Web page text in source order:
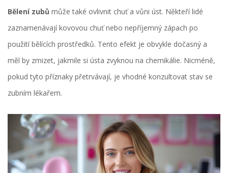
Bělení zubů může také ovlivnit chuť a vůni úst. Někteří lidé
zaznamenávají kovovou chuť nebo nepříjemný zápach po
použití bělících prostředků. Tento efekt je obvykle dočasný a
měl by zmizet, jakmile si ústa zvyknou na chemikálie. Nicméně,
pokud tyto příznaky přetrvávají, je vhodné konzultovat stav se
zubním lékařem.